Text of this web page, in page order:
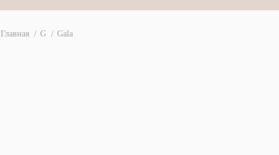
Главная G Gala